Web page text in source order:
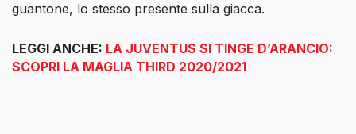
guantone, lo stesso presente sulla giacca.
LEGGI ANCHE: LA JUVENTUS SI TINGE D’ARANCIO:
SCOPRI LA MAGLIA THIRD 2020/2021